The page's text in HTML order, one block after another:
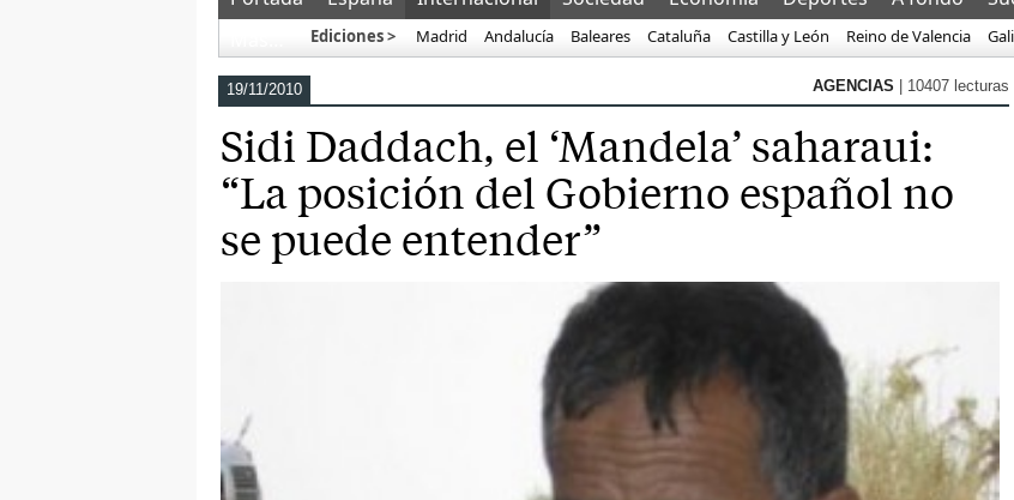
Ediciones > Madrid Andalucía Baleares Cataluña Castilla y León Reino de Valencia
19/11/2010 AGENCIAS | 10407 lecturas
Sidi Daddach, el ‘Mandela’ saharaui:
“La posición del Gobierno español no
se puede entender”